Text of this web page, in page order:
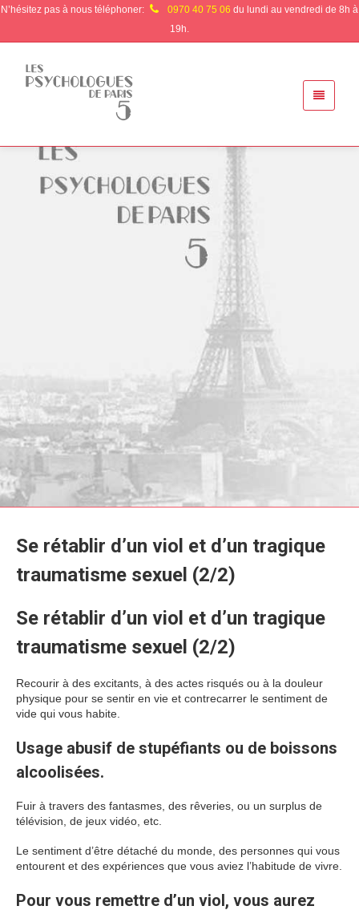
N’hésitez pas à nous téléphoner: 0970 40 75 06 du lundi au vendredi de 8h à
19h.
Se rétablir d’un viol et d’un tragique
traumatisme sexuel (2/2)
Se rétablir d’un viol et d’un tragique
traumatisme sexuel (2/2)
Recourir à des excitants, à des actes risqués ou à la douleur
physique pour se sentir en vie et contrecarrer le sentiment de
vide qui vous habite.
Usage abusif de stupéfiants ou de boissons
alcoolisées.
Fuir à travers des fantasmes, des rêveries, ou un surplus de
télévision, de jeux vidéo, etc.
Le sentiment d’être détaché du monde, des personnes qui vous
entourent et des expériences que vous aviez l’habitude de vivre.
Pour vous remettre d’un viol, vous aurez